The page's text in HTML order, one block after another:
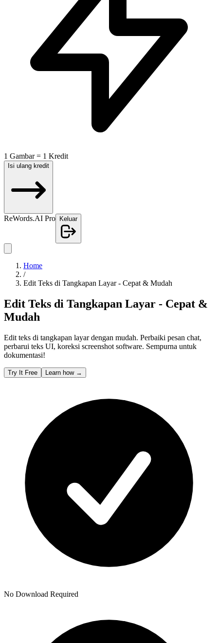
1 Gambar = 1 Kredit
Isi ulang kredit
ReWords.AI Pro Keluar
Home
/
Edit Teks di Tangkapan Layar - Cepat & Mudah
Edit Teks di Tangkapan Layar - Cepat &
Mudah
Edit teks di tangkapan layar dengan mudah. Perbaiki pesan chat,
perbarui teks UI, koreksi screenshot software. Sempurna untuk
dokumentasi!
Try It Free Learn how →
No Download Required